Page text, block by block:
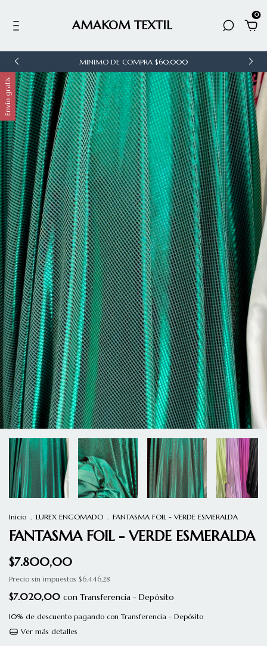
AMAKOM TEXTIL
0
MINIMO DE COMPRA $60.000
Envío gratis
Inicio . LUREX ENGOMADO . FANTASMA FOIL - VERDE ESMERALDA
FANTASMA FOIL - VERDE ESMERALDA
$7.800,00
Precio sin impuestos $6.446,28
$7.020,00 con Transferencia - Depósito
10% de descuento pagando con Transferencia - Depósito
Ver más detalles